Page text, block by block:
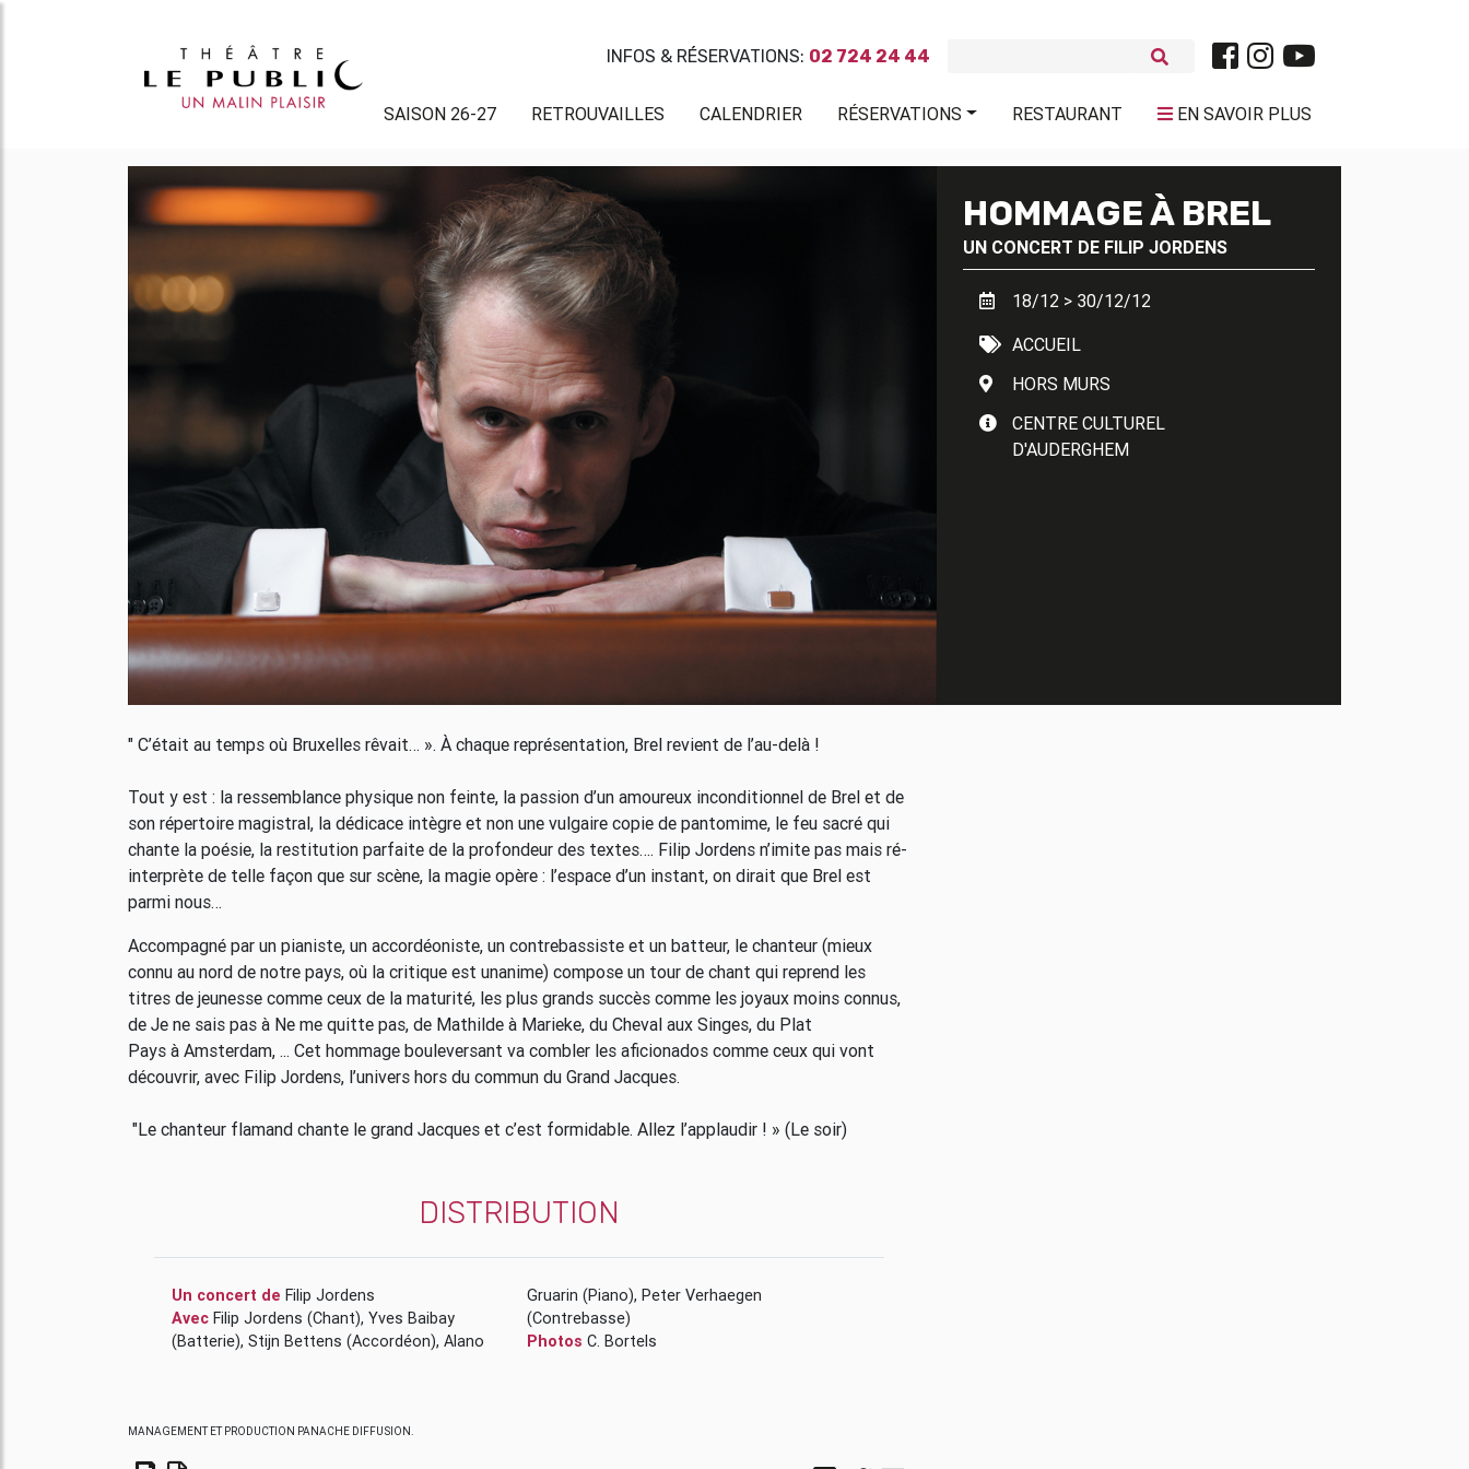
INFOS & RÉSERVATIONS: 02 724 24 44
SAISON 26-27 RETROUVAILLES CALENDRIER RÉSERVATIONS RESTAURANT EN SAVOIR PLUS
HOMMAGE À BREL
UN CONCERT DE FILIP JORDENS
18/12 > 30/12/12
ACCUEIL
HORS MURS
CENTRE CULTUREL
D'AUDERGHEM
" C’était au temps où Bruxelles rêvait… ». À chaque représentation, Brel revient de l’au-delà !
Tout y est : la ressemblance physique non feinte, la passion d’un amoureux inconditionnel de Brel et de
son répertoire magistral, la dédicace intègre et non une vulgaire copie de pantomime, le feu sacré qui
chante la poésie, la restitution parfaite de la profondeur des textes…. Filip Jordens n’imite pas mais ré-
interprète de telle façon que sur scène, la magie opère : l’espace d’un instant, on dirait que Brel est
parmi nous…
Accompagné par un pianiste, un accordéoniste, un contrebassiste et un batteur, le chanteur (mieux
connu au nord de notre pays, où la critique est unanime) compose un tour de chant qui reprend les
titres de jeunesse comme ceux de la maturité, les plus grands succès comme les joyaux moins connus,
de Je ne sais pas à Ne me quitte pas, de Mathilde à Marieke, du Cheval aux Singes, du Plat
Pays à Amsterdam, ... Cet hommage bouleversant va combler les aficionados comme ceux qui vont
découvrir, avec Filip Jordens, l’univers hors du commun du Grand Jacques.
"Le chanteur flamand chante le grand Jacques et c’est formidable. Allez l’applaudir ! » (Le soir)
DISTRIBUTION
Un concert de Filip Jordens
Avec Filip Jordens (Chant), Yves Baibay
(Batterie), Stijn Bettens (Accordéon), Alano
Gruarin (Piano), Peter Verhaegen
(Contrebasse)
Photos C. Bortels
MANAGEMENT ET PRODUCTION PANACHE DIFFUSION.